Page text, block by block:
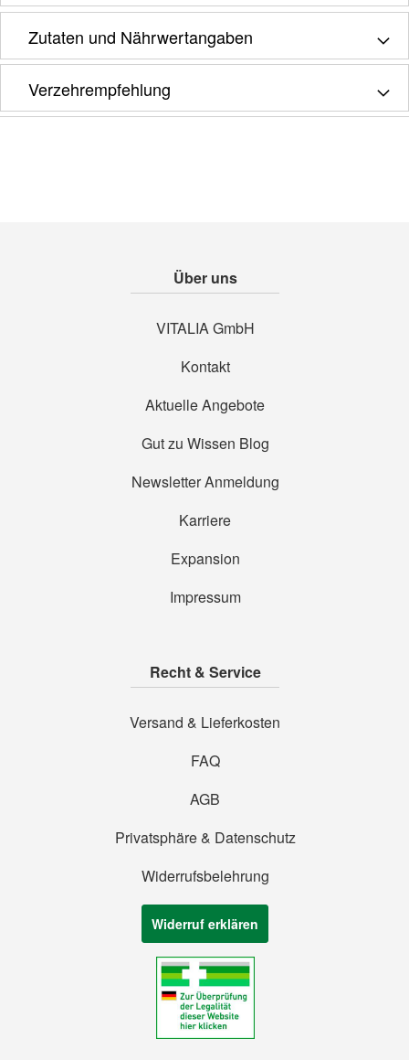
Zutaten und Nährwertangaben
Verzehrempfehlung
Über uns
VITALIA GmbH
Kontakt
Aktuelle Angebote
Gut zu Wissen Blog
Newsletter Anmeldung
Karriere
Expansion
Impressum
Recht & Service
Versand & Lieferkosten
FAQ
AGB
Privatsphäre & Datenschutz
Widerrufsbelehrung
Widerruf erklären